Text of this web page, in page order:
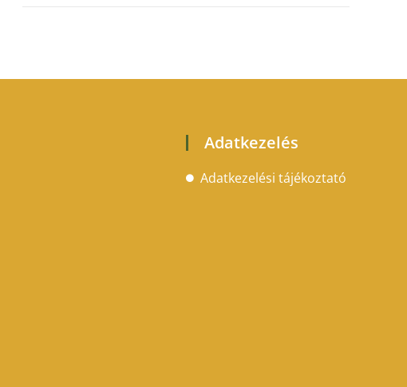
Adatkezelés
Adatkezelési tájékoztató